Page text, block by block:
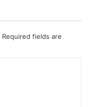
Required fields are